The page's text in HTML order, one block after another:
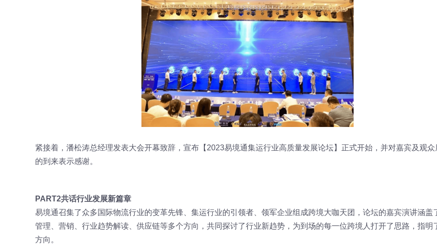
紧接着，潘松涛总经理发表大会开幕致辞，宣布【2023易境通集运行业高质量发展论坛】正式开始，并对嘉宾及观众
的到来表示感谢。
PART2共话行业发展新篇章
易境通召集了众多国际物流行业的变革先锋、集运行业的引领者、领军企业组成跨境大咖天团，论坛的嘉宾演讲涵盖
管理、营销、行业趋势解读、供应链等多个方向，共同探讨了行业新趋势，为到场的每一位跨境人打开了思路，指明
方向。